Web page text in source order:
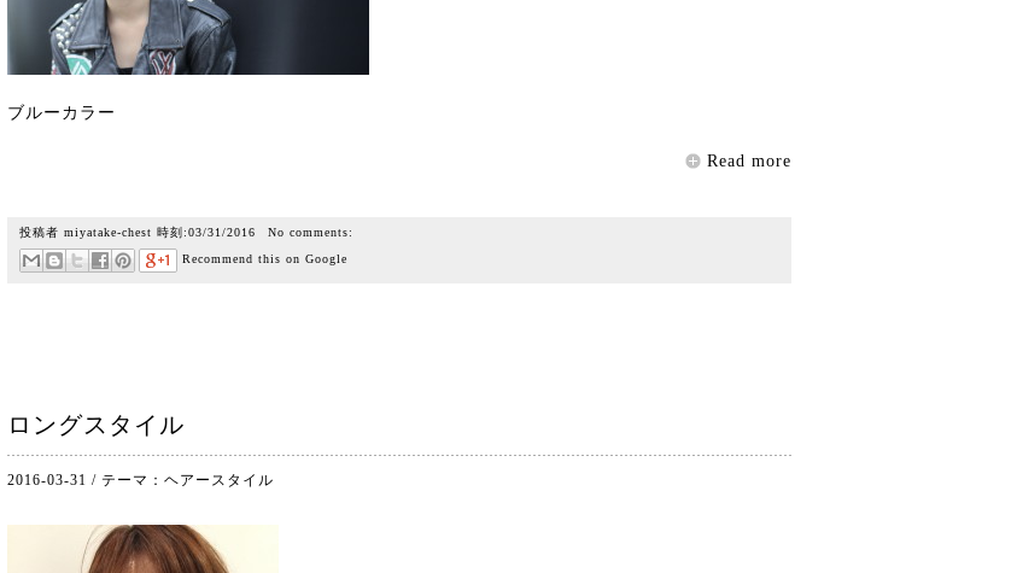
ブルーカラー
Read more
投稿者 miyatake-chest 時刻:03/31/2016 No comments:
Recommend this on Google
ロングスタイル
2016-03-31 / テーマ： ヘアースタイル